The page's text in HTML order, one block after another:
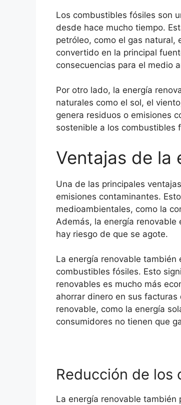
Los combustibles fósiles son
desde hace mucho tiempo.
petróleo, como el gas natural,
convertido en la principal
consecuencias para el medio
Por otro lado, la energía
naturales como el sol, el
genera residuos o emisiones
sostenible a los combustibles
Ventajas de la
Una de las principales
emisiones contaminantes.
medioambientales, como la
Además, la energía
hay riesgo de que se agote.
La energía renovable
combustibles fósiles. Esto
renovables es mucho más
ahorrar dinero en sus
renovable, como la energía
consumidores no tienen que
Reducción de los
La energía renovable